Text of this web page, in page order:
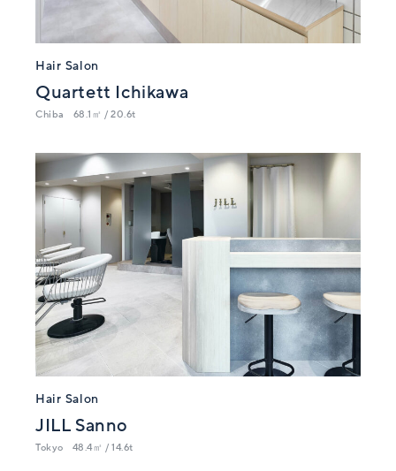
Hair Salon
Quartett Ichikawa
Chiba 68.1㎡ / 20.6t
Hair Salon
JILL Sanno
Tokyo 48.4㎡ / 14.6t